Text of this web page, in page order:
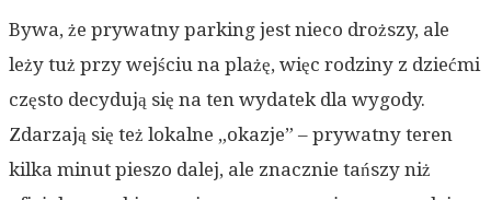
Bywa, że prywatny parking jest nieco droższy, ale
leży tuż przy wejściu na plażę, więc rodziny z dziećmi
często decydują się na ten wydatek dla wygody.
Zdarzają się też lokalne „okazje” – prywatny teren
kilka minut pieszo dalej, ale znacznie tańszy niż